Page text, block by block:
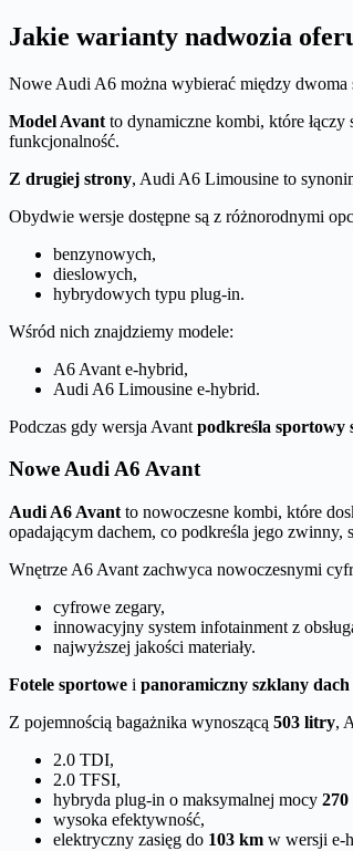
Jakie warianty nadwozia
Nowe Audi A6 można wybierać między dwoma
Model Avant to dynamiczne kombi, które
funkcjonalność.
Z drugiej strony, Audi A6 Limousine to
Obydwie wersje dostępne są z różnorodnymi
benzynowych,
dieslowych,
hybrydowych typu plug-in.
Wśród nich znajdziemy modele:
A6 Avant e-hybrid,
Audi A6 Limousine e-hybrid.
Podczas gdy wersja Avant podkreśla sportowy
Nowe Audi A6 Avant
Audi A6 Avant to nowoczesne kombi, które
opadającym dachem, co podkreśla jego zwinny,
Wnętrze A6 Avant zachwyca nowoczesnymi
cyfrowe zegary,
innowacyjny system infotainment z
najwyższej jakości materiały.
Fotele sportowe i panoramiczny szklany dach
Z pojemnością bagażnika wynoszącą 503 litry,
2.0 TDI,
2.0 TFSI,
hybryda plug-in o maksymalnej mocy
wysoka efektywność,
elektryczny zasięg do 103 km w wersji e-